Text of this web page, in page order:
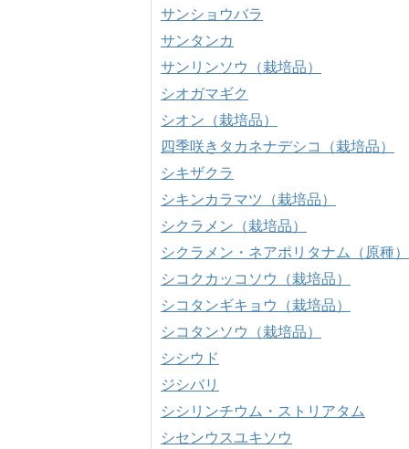
サンショウバラ
サンタンカ
サンリンソウ（栽培品）
シオガマギク
シオン（栽培品）
四季咲きタカネナデシコ（栽培品）
シキザクラ
シキンカラマツ（栽培品）
シクラメン（栽培品）
シクラメン・ネアポリタナム（原種）
シコクカッコソウ（栽培品）
シコタンギキョウ（栽培品）
シコタンソウ（栽培品）
シシウド
ジシバリ
シシリンチウム・ストリアタム
シセンウスユキソウ